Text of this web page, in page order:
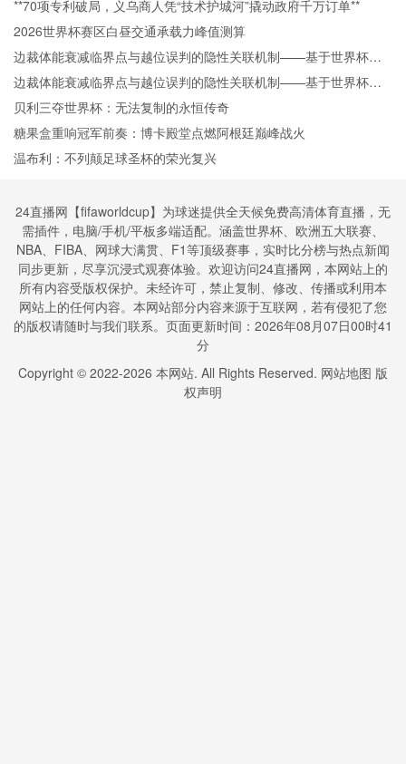
**70项专利破局，义乌商人凭“技术护城河”撬动政府千万订单**
2026世界杯赛区白昼交通承载力峰值测算
边裁体能衰减临界点与越位误判的隐性关联机制——基于世界杯跑
动负荷累积的实证分析
边裁体能衰减临界点与越位误判的隐性关联机制——基于世界杯跑
动负荷累积的实证分析
贝利三夺世界杯：无法复制的永恒传奇
糖果盒重响冠军前奏：博卡殿堂点燃阿根廷巅峰战火
温布利：不列颠足球圣杯的荣光复兴
24直播网【fifaworldcup】为球迷提供全天候免费高清体育直播，无
需插件，电脑/手机/平板多端适配。涵盖世界杯、欧洲五大联赛、
NBA、FIBA、网球大满贯、F1等顶级赛事，实时比分榜与热点新闻
同步更新，尽享沉浸式观赛体验。欢迎访问24直播网，本网站上的
所有内容受版权保护。未经许可，禁止复制、修改、传播或利用本
网站上的任何内容。本网站部分内容来源于互联网，若有侵犯了您
的版权请随时与我们联系。页面更新时间：2026年08月07日00时41
分
Copyright © 2022-2026 本网站. All Rights Reserved. 网站地图 版
权声明